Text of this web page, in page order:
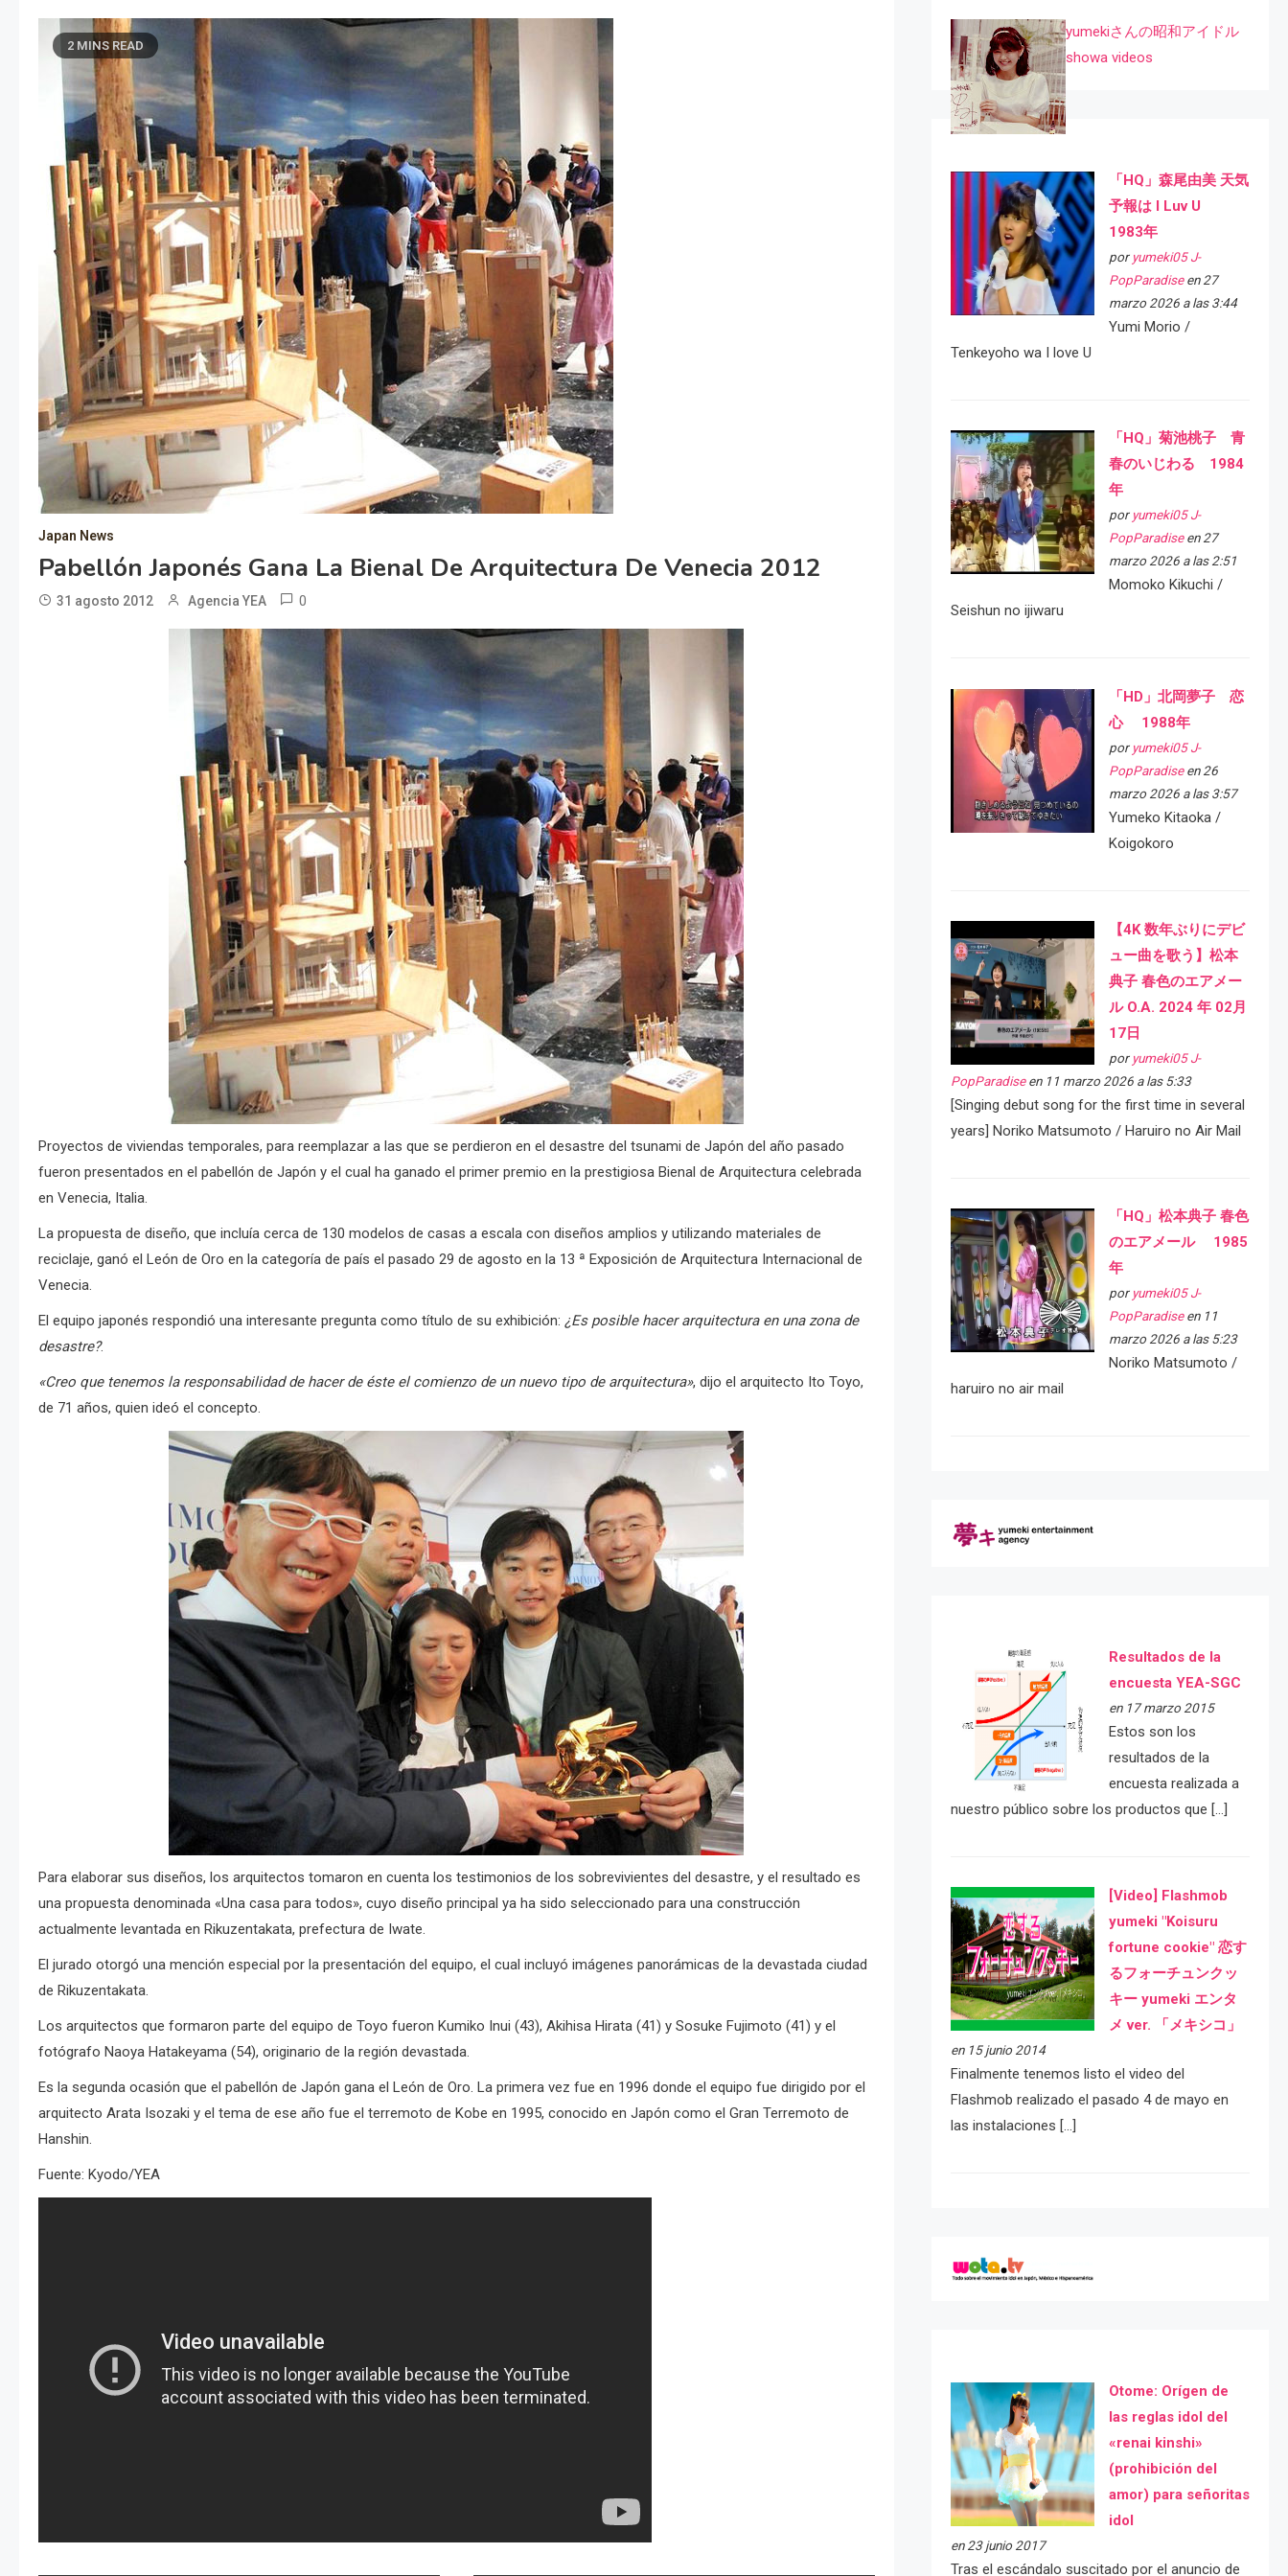
2 MINS READ
Japan News
Pabellón Japonés Gana La Bienal De Arquitectura De Venecia 2012
31 agosto 2012 Agencia YEA 0
Proyectos de viviendas temporales, para reemplazar a las que se perdieron en el desastre del tsunami de Japón del año pasado
fueron presentados en el pabellón de Japón y el cual ha ganado el primer premio en la prestigiosa Bienal de Arquitectura celebrada
en Venecia, Italia.
La propuesta de diseño, que incluía cerca de 130 modelos de casas a escala con diseños amplios y utilizando materiales de
reciclaje, ganó el León de Oro en la categoría de país el pasado 29 de agosto en la 13 ª Exposición de Arquitectura Internacional de
Venecia.
El equipo japonés respondió una interesante pregunta como título de su exhibición: ¿Es posible hacer arquitectura en una zona de
desastre?.
«Creo que tenemos la responsabilidad de hacer de éste el comienzo de un nuevo tipo de arquitectura», dijo el arquitecto Ito Toyo,
de 71 años, quien ideó el concepto.
Para elaborar sus diseños, los arquitectos tomaron en cuenta los testimonios de los sobrevivientes del desastre, y el resultado es
una propuesta denominada «Una casa para todos», cuyo diseño principal ya ha sido seleccionado para una construcción
actualmente levantada en Rikuzentakata, prefectura de Iwate.
El jurado otorgó una mención especial por la presentación del equipo, el cual incluyó imágenes panorámicas de la devastada ciudad
de Rikuzentakata.
Los arquitectos que formaron parte del equipo de Toyo fueron Kumiko Inui (43), Akihisa Hirata (41) y Sosuke Fujimoto (41) y el
fotógrafo Naoya Hatakeyama (54), originario de la región devastada.
Es la segunda ocasión que el pabellón de Japón gana el León de Oro. La primera vez fue en 1996 donde el equipo fue dirigido por el
arquitecto Arata Isozaki y el tema de ese año fue el terremoto de Kobe en 1995, conocido en Japón como el Gran Terremoto de
Hanshin.
Fuente: Kyodo/YEA
yumekiさんの昭和アイドル
showa videos
「HQ」森尾由美 天気
予報は I Luv U
1983年
por yumeki05 J-
PopParadiseen 27
marzo 2026 a las 3:44
Yumi Morio /
Tenkeyoho wa I love U
「HQ」菊池桃子 青
春のいじわる 1984
年
por yumeki05 J-
PopParadiseen 27
marzo 2026 a las 2:51
Momoko Kikuchi /
Seishun no ijiwaru
「HD」北岡夢子 恋
心 1988年
por yumeki05 J-
PopParadiseen 26
marzo 2026 a las 3:57
Yumeko Kitaoka /
Koigokoro
【4K 数年ぶりにデビ
ュー曲を歌う】松本
典子 春色のエアメー
ル O.A. 2024 年 02月
17日
por yumeki05 J-
PopParadiseen 11 marzo 2026 a las 5:33
[Singing debut song for the first time in several
years] Noriko Matsumoto / Haruiro no Air Mail
「HQ」松本典子 春色
のエアメール 1985
年
por yumeki05 J-
PopParadiseen 11
marzo 2026 a las 5:23
Noriko Matsumoto /
haruiro no air mail
Resultados de la
encuesta YEA-SGC
en 17 marzo 2015
Estos son los
resultados de la
encuesta realizada a
nuestro público sobre los productos que […]
[Video] Flashmob
yumeki "Koisuru
fortune cookie" 恋す
るフォーチュンクッ
キー yumeki エンタ
メ ver. 「メキシコ」
en 15 junio 2014
Finalmente tenemos listo el video del
Flashmob realizado el pasado 4 de mayo en
las instalaciones […]
Otome: Orígen de
las reglas idol del
«renai kinshi»
(prohibición del
amor) para señoritas
idol
en 23 junio 2017
Tras el escándalo suscitado por el anuncio de